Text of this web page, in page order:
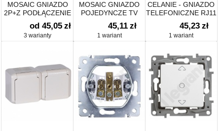
MOSAIC GNIAZDO
2P+Z PODŁĄCZENIE
PRZEZ ZACISKI
AUTOMATYCZNE - 2
MODUŁY
od 45,05 zł
3 warianty
MOSAIC GNIAZDO
POJEDYNCZE TV
TYPU "F"
PRZYKRĘCANE - 2
MODYŁU BIAŁE
45,11 zł
1 wariant
CELANIE - GNIAZDO
TELEFONICZNE RJ11
45,23 zł
1 wariant